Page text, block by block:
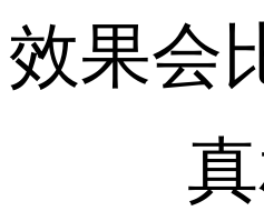
效果会
真相